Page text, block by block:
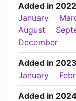
Added in 2022
January
August
December
Added in 2023
January
Added in